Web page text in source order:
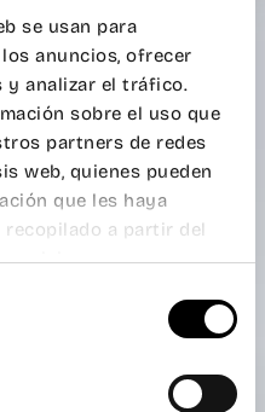
se usan para
anuncios, ofrecer
y analizar el tráfico.
sobre el uso que
partners de redes
web, quienes pueden
que les haya
a partir del